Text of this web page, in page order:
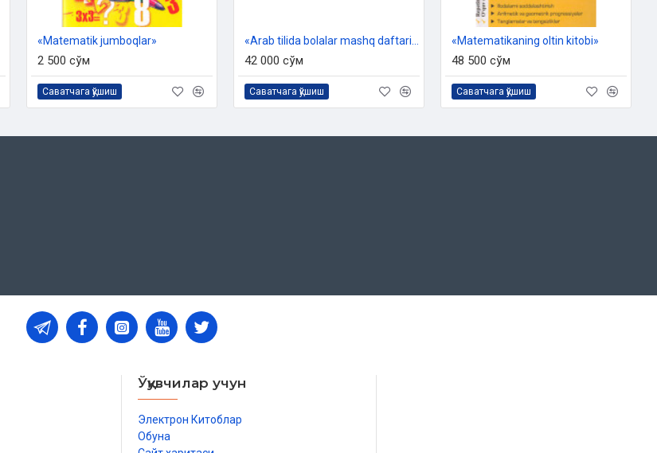
«Matematik jumboqlar»
2 500 сўм
Саватчага қўшиш
42 000 сўм
Саватчага қўшиш
«Matematikaning oltin kitobi»
48 500 сўм
Саватчага қўшиш
Ўқувчилар учун
Электрон Китоблар
Обуна